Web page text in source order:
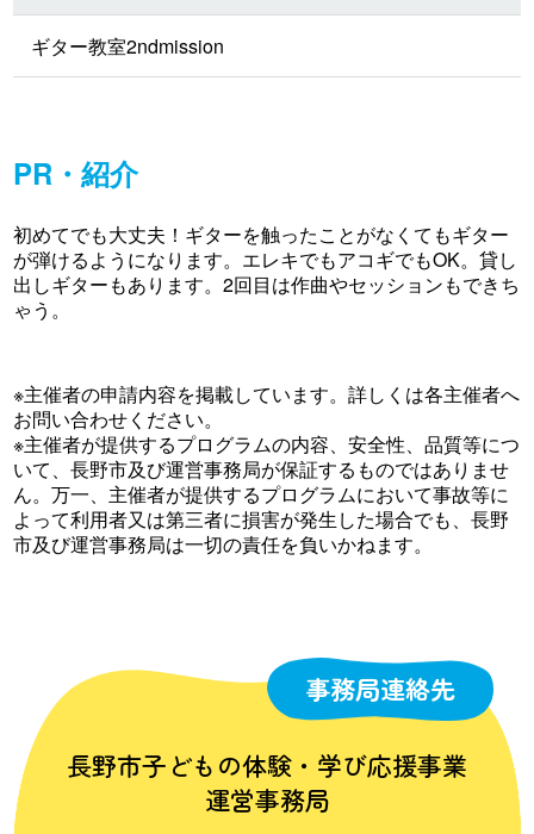
ギター教室2ndmission
PR・紹介
初めてでも大丈夫！ギターを触ったことがなくてもギター
が弾けるようになります。エレキでもアコギでもOK。貸し
出しギターもあります。2回目は作曲やセッションもできち
ゃう。
※主催者の申請内容を掲載しています。詳しくは各主催者へ
お問い合わせください。
※主催者が提供するプログラムの内容、安全性、品質等につ
いて、長野市及び運営事務局が保証するものではありませ
ん。万一、主催者が提供するプログラムにおいて事故等に
よって利用者又は第三者に損害が発生した場合でも、長野
市及び運営事務局は一切の責任を負いかねます。
事務局連絡先
長野市子どもの体験・学び応援事業
運営事務局